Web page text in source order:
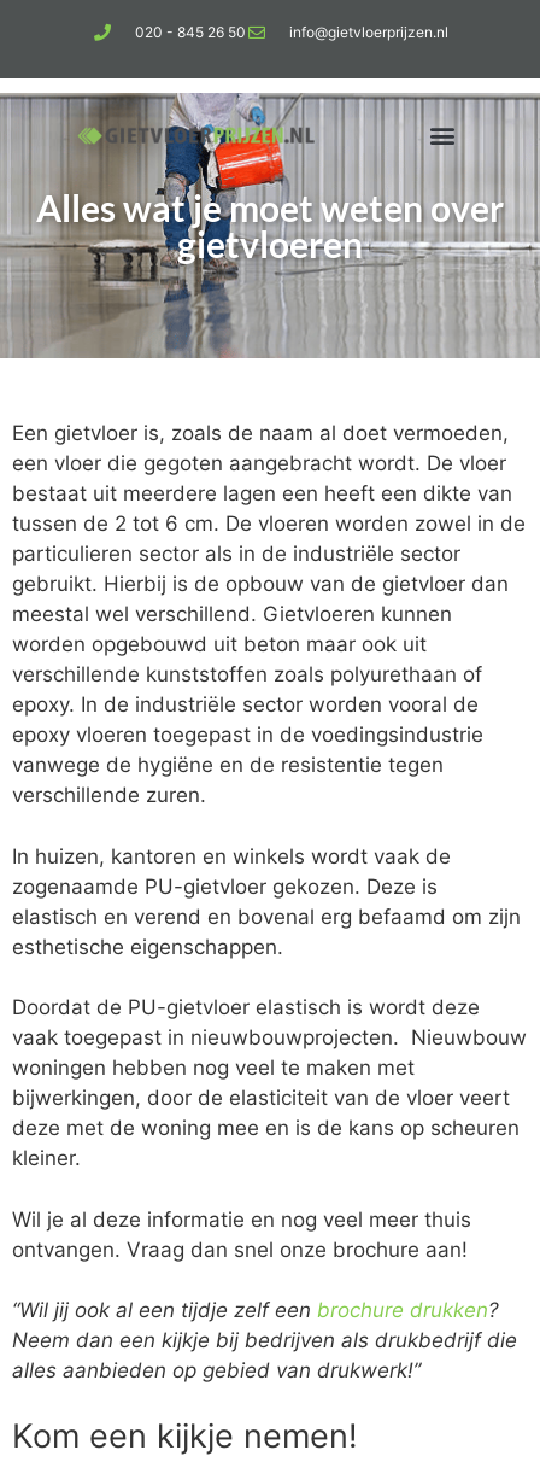
020 - 845 26 50 info@gietvloerprijzen.nl
Alles wat je moet weten over
gietvloeren
Een gietvloer is, zoals de naam al doet vermoeden,
een vloer die gegoten aangebracht wordt. De vloer
bestaat uit meerdere lagen een heeft een dikte van
tussen de 2 tot 6 cm. De vloeren worden zowel in de
particulieren sector als in de industriële sector
gebruikt. Hierbij is de opbouw van de gietvloer dan
meestal wel verschillend. Gietvloeren kunnen
worden opgebouwd uit beton maar ook uit
verschillende kunststoffen zoals polyurethaan of
epoxy. In de industriële sector worden vooral de
epoxy vloeren toegepast in de voedingsindustrie
vanwege de hygiëne en de resistentie tegen
verschillende zuren.
In huizen, kantoren en winkels wordt vaak de
zogenaamde PU-gietvloer gekozen. Deze is
elastisch en verend en bovenal erg befaamd om zijn
esthetische eigenschappen.
Doordat de PU-gietvloer elastisch is wordt deze
vaak toegepast in nieuwbouwprojecten. Nieuwbouw
woningen hebben nog veel te maken met
bijwerkingen, door de elasticiteit van de vloer veert
deze met de woning mee en is de kans op scheuren
kleiner.
Wil je al deze informatie en nog veel meer thuis
ontvangen. Vraag dan snel onze brochure aan!
“Wil jij ook al een tijdje zelf een brochure drukken?
Neem dan een kijkje bij bedrijven als drukbedrijf die
alles aanbieden op gebied van drukwerk!”
Kom een kijkje nemen!